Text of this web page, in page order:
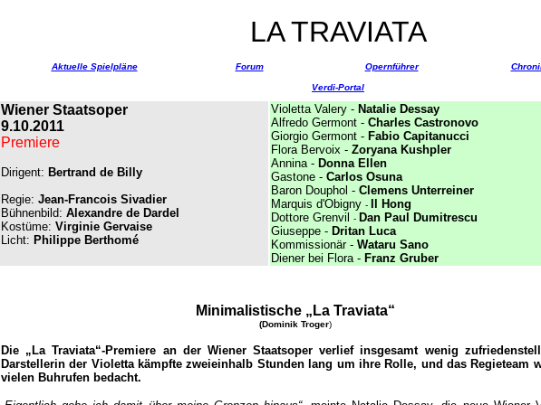
LA TRAVIATA
Aktuelle Spielpläne Forum Opernführer
Verdi-Portal
Wiener Staatsoper
9.10.2011
Premiere
Dirigent: Bertrand de Billy
Regie: Jean-Francois Sivadier
Bühnenbild: Alexandre de Dardel
Kostüme: Virginie Gervaise
Licht: Philippe Berthomé
Violetta Valery - Natalie Dessay
Alfredo Germont - Charles Castronovo
Giorgio Germont - Fabio Capitanucci
Flora Bervoix - Zoryana Kushpler
Annina - Donna Ellen
Gastone - Carlos Osuna
Baron Douphol - Clemens Unterreiner
Marquis d'Obigny -
Il Hong
Dottore Grenvil
- Dan Paul Dumitrescu
Giuseppe - Dritan Luca
Kommissionär - Wataru Sano
Diener bei Flora - Franz Gruber
Minimalistische „La Traviata“
(Dominik Troger)
Die „La Traviata“-Premiere an der Wiener Staatsoper verlief insgesamt wenig
Darstellerin der Violetta kämpfte zweieinhalb Stunden lang um ihre Rolle, und das Regieteam
vielen Buhrufen bedacht.